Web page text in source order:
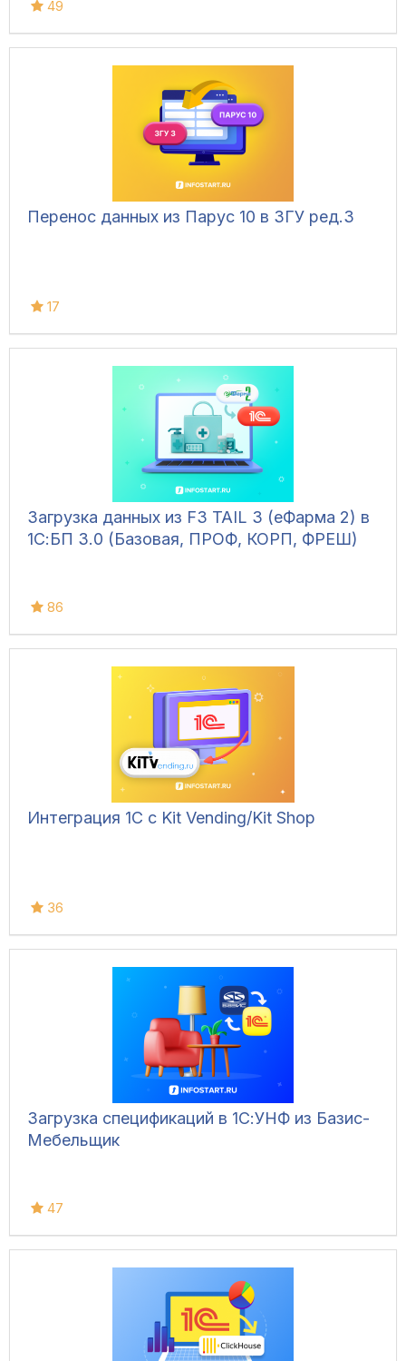
49
Перенос данных из Парус 10 в ЗГУ ред.3
17
Загрузка данных из F3 TAIL 3 (еФарма 2) в
1С:БП 3.0 (Базовая, ПРОФ, КОРП, ФРЕШ)
86
Интеграция 1С с Kit Vending/Kit Shop
36
Загрузка спецификаций в 1С:УНФ из Базис-
Мебельщик
47